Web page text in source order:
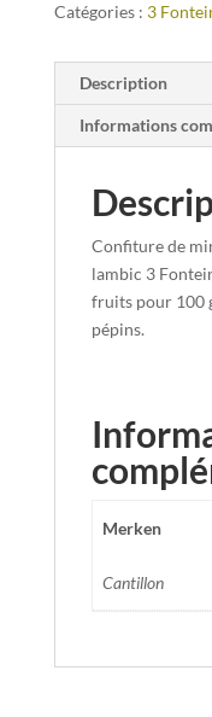
Catégories : 3
Description
Informations
Confiture de
lambic 3
fruits pour 100
pépins.
Merken
Cantillon